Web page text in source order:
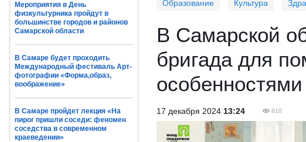
Мероприятия в День
физкультурника пройдут в
большинстве городов и районов
Самарской области
В Самаре будет проходить
Международный фестиваль Арт-
фотографии «Форма,образ,
воображение»
В Самаре пройдет лекция «На
пирог пришли соседи: феномен
соседства в современном
краеведении»
Образование Культура
В Самарской
бригада для
17 декабря 2024 13:24 810